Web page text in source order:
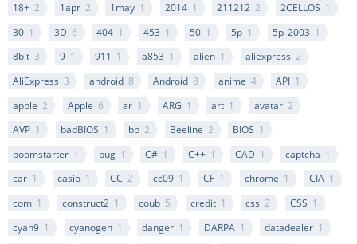
18+ 2 1apr 2 1may 1 2014 1 211212 2 2CELLOS 1
30 1 3D 6 404 1 453 1 50 1 5р 1 5р_2003 1
8bit 3 9 1 911 1 a853 1 alien 1 aliexpress 2
AliExpress 3 android 8 Android 8 anime 4 API 1
apple 2 Apple 6 ar 1 ARG 1 art 1 avatar 2
AVP 1 badBIOS 1 bb 2 Beeline 2 BIOS 1
boomstarter 1 bug 1 C# 1 C++ 1 CAD 1 captcha 1
car 1 casio 1 CC 2 cc09 1 CF 1 chrome 1 CIA 1
com 1 construct2 1 coub 5 credit 1 css 2 CSS 1
cyan9 1 cyanogen 1 danger 1 DARPA 1 datadealer 1